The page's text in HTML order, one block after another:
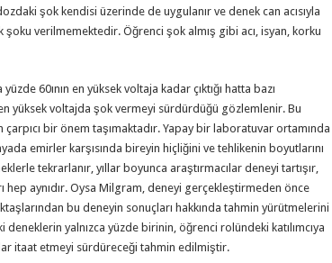
şok kendisi üzerinde de uygulanır ve denek can acısıyla
verilmemektedir. Öğrenci şok almış gibi acı, isyan, korku
60ının en yüksek voltaja kadar çıktığı hatta bazı
yüksek voltajda şok vermeyi sürdürdüğü gözlemlenir. Bu
çarpıcı bir önem taşımaktadır. Yapay bir laboratuvar ortamında
emirler karşısında bireyin hiçliğini ve tehlikenin boyutlarını
tekrarlanır, yıllar boyunca araştırmacılar deneyi tartışır,
hep aynıdır. Oysa Milgram, deneyi gerçekleştirmeden önce
bu deneyin sonuçları hakkında tahmin yürütmelerini
yalnızca yüzde birinin, öğrenci rolündeki katılımcıya
itaat etmeyi sürdüreceği tahmin edilmiştir.